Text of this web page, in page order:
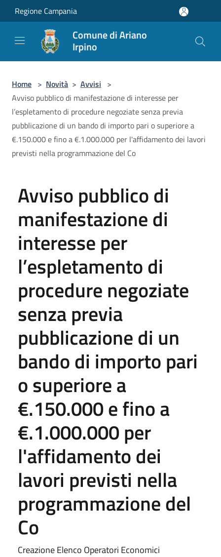
Salta al contenuto principale
Regione Campania
Comune di Ariano
Irpino
Home > Novità > Avvisi >
Avviso pubblico di manifestazione di interesse per
l’espletamento di procedure negoziate senza previa
pubblicazione di un bando di importo pari o superiore a
€.150.000 e fino a €.1.000.000 per l'affidamento dei lavori
previsti nella programmazione del Co
Avviso pubblico di
manifestazione di
interesse per
l’espletamento di
procedure negoziate
senza previa
pubblicazione di un
bando di importo pari
o superiore a
€.150.000 e fino a
€.1.000.000 per
l'affidamento dei
lavori previsti nella
programmazione del
Co
Creazione Elenco Operatori Economici